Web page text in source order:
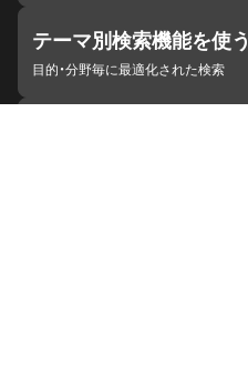
テーマ別検索機能を使う
目的・分野毎に最適化された検索